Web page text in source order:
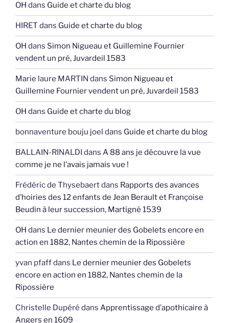
OH dans Guide et charte du blog
HIRET dans Guide et charte du blog
OH dans Simon Nigueau et Guillemine Fournier
vendent un pré, Juvardeil 1583
Marie laure MARTIN dans Simon Nigueau et
Guillemine Fournier vendent un pré, Juvardeil 1583
OH dans Guide et charte du blog
bonnaventure bouju joel dans Guide et charte du blog
BALLAIN-RINALDI dans A 88 ans je découvre la vue
comme je ne l’avais jamais vue !
Frédéric de Thysebaertdans Rapports des avances
d’hoiries des 12 enfants de Jean Berault et Françoise
Beudin à leur succession, Martigné 1539
OH dans Le dernier meunier des Gobelets encore en
action en 1882, Nantes chemin de la Ripossière
yvan pfaffdans Le dernier meunier des Gobelets
encore en action en 1882, Nantes chemin de la
Ripossière
Christelle Dupéré dans Apprentissage d’apothicaire à
Angers en 1609